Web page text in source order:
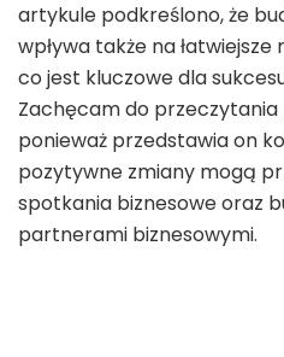
artykule podkreślono, że
wpływa także na
co jest kluczowe dla
Zachęcam do przeczytania
ponieważ przedstawia on
pozytywne zmiany mogą
spotkania biznesowe oraz
partnerami biznesowymi.